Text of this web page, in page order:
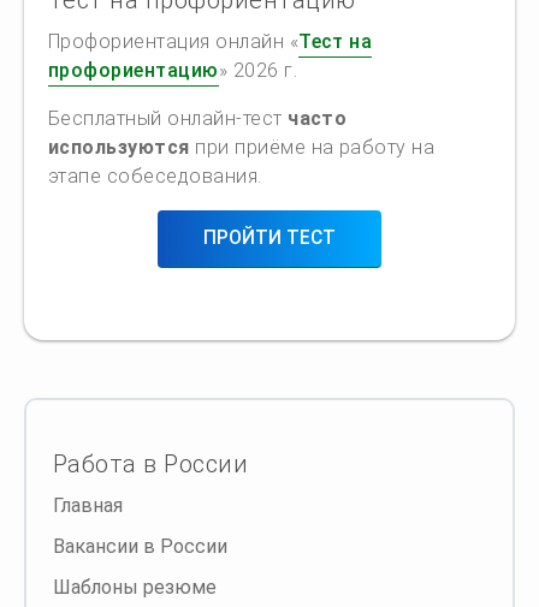
Профориентация онлайн «Тест на
профориентацию» 2026 г.
Бесплатный онлайн-тест часто
используются при приёме на работу на
этапе собеседования.
ПРОЙТИ ТЕСТ
Работа в России
Главная
Вакансии в России
Шаблоны резюме